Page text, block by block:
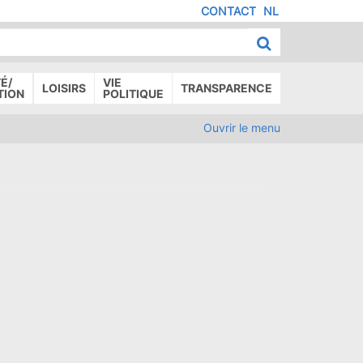
NL
CONTACT
LOISIRS
VIE
POLITIQUE
TRANSPARENCE
Ouvrir le menu